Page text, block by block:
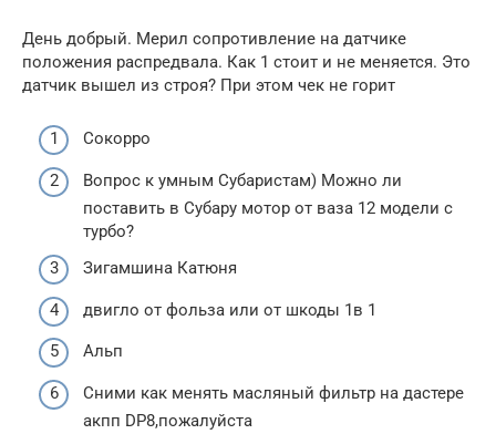
День добрый. Мерил сопротивление на датчике
положения распредвала. Как 1 стоит и не меняется. Это
датчик вышел из строя? При этом чек не горит
Сокорро
Вопрос к умным Субаристам) Можно ли
поставить в Субару мотор от ваза 12 модели с
турбо?
Зигамшина Катюня
двигло от фольза или от шкоды 1в 1
Альп
Сними как менять масляный фильтр на дастере
акпп DP8,пожалуйста